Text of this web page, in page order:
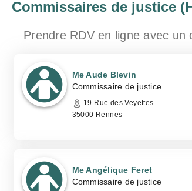
Commissaires de justice
Prendre RDV en ligne avec un
Me Aude Blevin
Commissaire de justice
19 Rue des Veyettes
35000 Rennes
Me Angélique Feret
Commissaire de justice